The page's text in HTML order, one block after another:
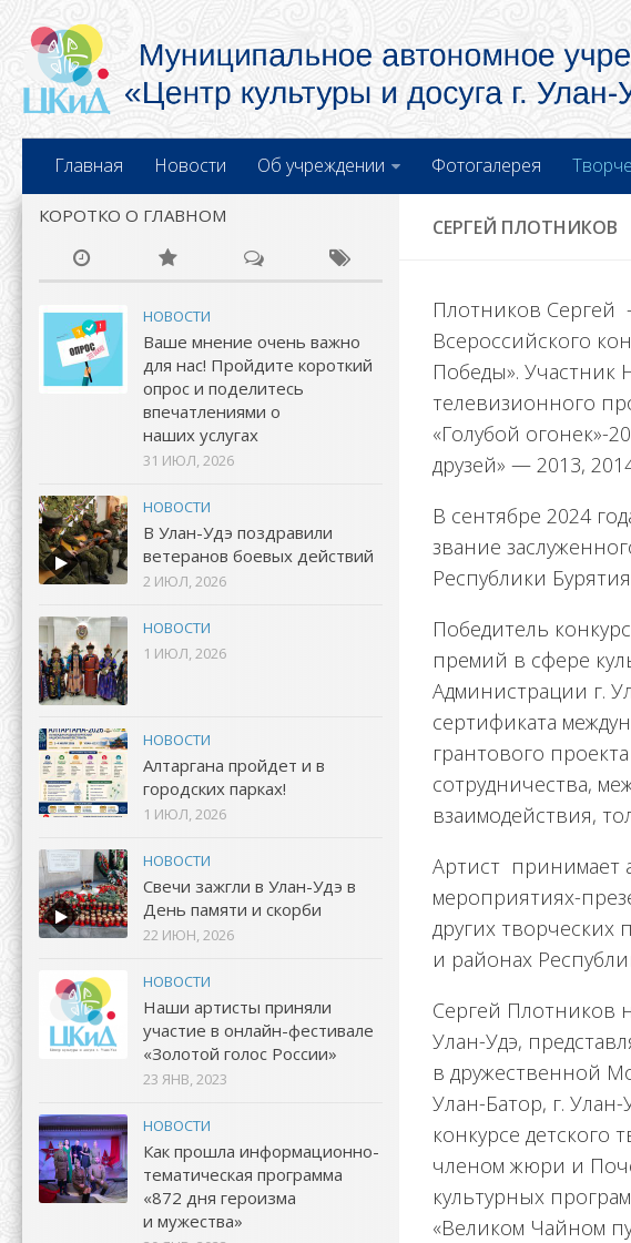
Главная Новости Об учреждении Фотогалерея
СЕРГЕЙ ПЛОТНИКОВ
Плотников Сергей
Всероссийского
Победы». Участник
телевизионного
«Голубой огонек»-
друзей» — 2013,
В сентябре 2024
звание
Республики
Победитель
премий в сфере
Администрации г.
сертификата
грантового
сотрудничества,
взаимодействия,
Артист принимает
мероприятиях-
других творческих
и районах
Сергей Плотников
Улан-Удэ,
в дружественной
Улан-Батор, г.
конкурсе детского
членом жюри и
культурных
«Великом Чайном
КОРОТКО О ГЛАВНОМ
НОВОСТИ
Ваше мнение очень важно
для нас! Пройдите короткий
опрос и поделитесь
впечатлениями о
наших услугах
31 ИЮЛ, 2026
НОВОСТИ
В Улан-Удэ поздравили
ветеранов боевых действий
2 ИЮЛ, 2026
НОВОСТИ
1 ИЮЛ, 2026
НОВОСТИ
Алтаргана пройдет и в
городских парках!
1 ИЮЛ, 2026
НОВОСТИ
Свечи зажгли в Улан-Удэ в
День памяти и скорби
22 ИЮН, 2026
НОВОСТИ
Наши артисты приняли
участие в онлайн-фестивале
«Золотой голос России»
23 ЯНВ, 2023
НОВОСТИ
Как прошла информационно-
тематическая программа
«872 дня героизма
и мужества»